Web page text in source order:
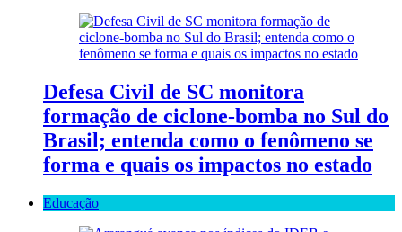
Defesa Civil de SC monitora
formação de ciclone-bomba no Sul do
Brasil; entenda como o fenômeno se
forma e quais os impactos no estado
Educação